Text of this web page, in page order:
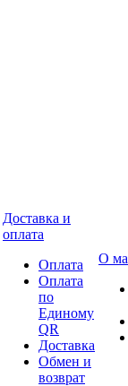
Доставка и
оплата
Оплата
Оплата
по
Единому
QR
Доставка
Обмен и
возврат
О